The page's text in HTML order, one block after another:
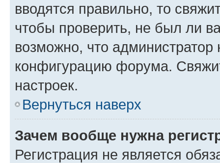
вводятся правильно, то
чтобы проверить, не был ли
возможно, что администратор
конфигурацию форума.
настроек.
Вернуться наверх
Зачем вообще нужна
Регистрация не является